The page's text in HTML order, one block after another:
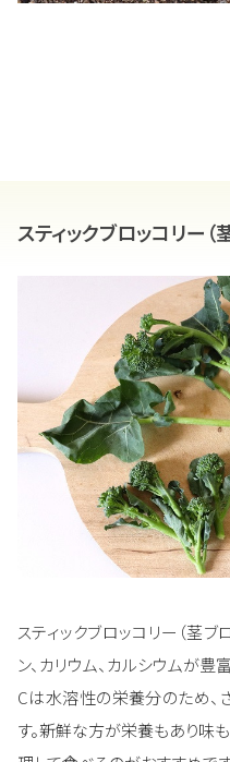
スティックブロッコリー
スティックブロッコリー（茎ブ
ン、カリウム、カルシウムが
Cは水溶性の栄養分のため、
す。新鮮な方が栄養もあり味